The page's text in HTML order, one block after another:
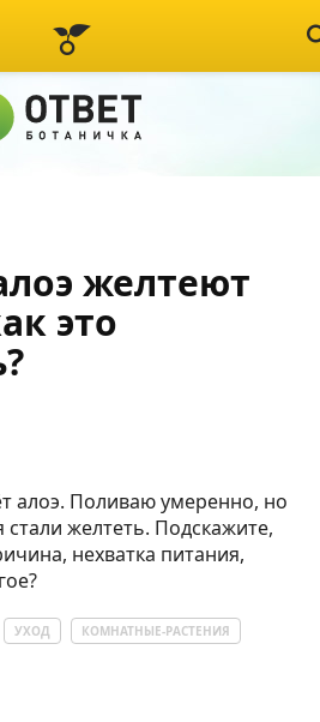
желтеют
это
алоэ. Поливаю умеренно, но
стали желтеть. Подскажите,
нехватка питания,
УХОД КОМНАТНЫЕ-РАСТЕНИЯ